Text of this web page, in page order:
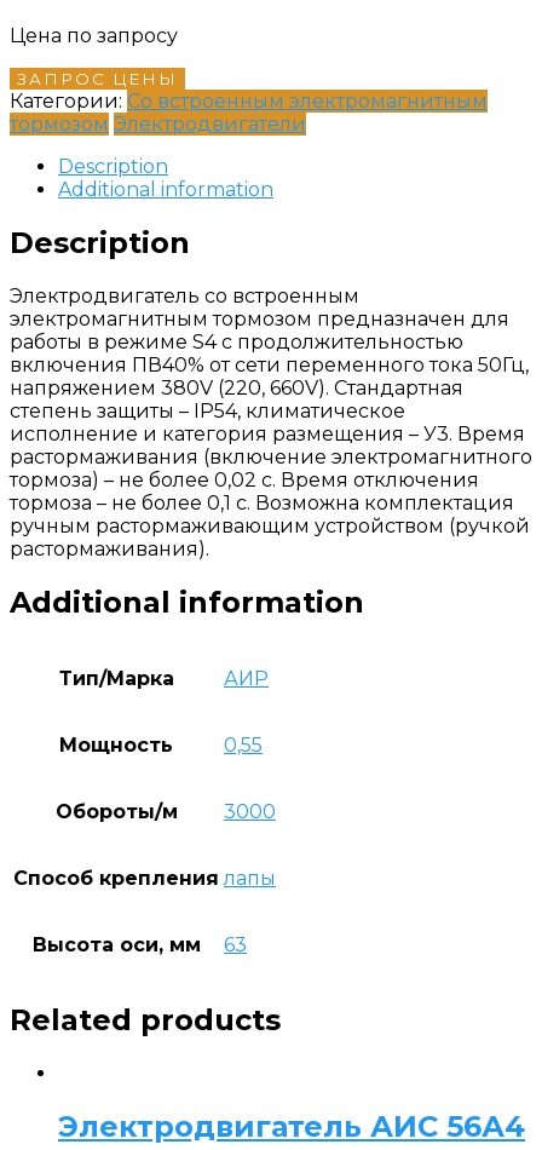
Цена по запросу
ЗАПРОС ЦЕНЫ
Категории: Со встроенным электромагнитным
тормозом Электродвигатели
Description
Additional information
Description
Электродвигатель со встроенным
электромагнитным тормозом предназначен для
работы в режиме S4 с продолжительностью
включения ПВ40% от сети переменного тока 50Гц,
напряжением 380V (220, 660V). Стандартная
степень защиты – IP54, климатическое
исполнение и категория размещения – У3. Время
растормаживания (включение электромагнитного
тормоза) – не более 0,02 с. Время отключения
тормоза – не более 0,1 с. Возможна комплектация
ручным растормаживающим устройством (ручкой
растормаживания).
Additional information
Тип/Марка АИР
Мощность 0,55
Обороты/м 3000
Способ крепления лапы
Высота оси, мм 63
Related products
Электродвигатель АИС 56А4